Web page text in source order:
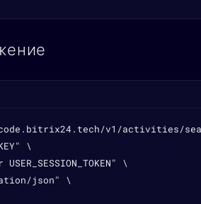
v1/activities/
\
USER_SESSION_TOKEN" \
json" \